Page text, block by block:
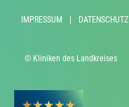
IMPRESSUM | DATENSCHUTZ
© Kliniken des Landkreises